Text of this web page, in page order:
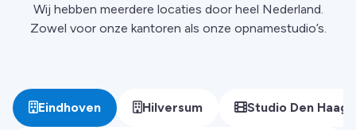
Wij hebben meerdere locaties door heel Nederland.
Zowel voor onze kantoren als onze opnamestudio’s.
Eindhoven Hilversum Studio Den Haag